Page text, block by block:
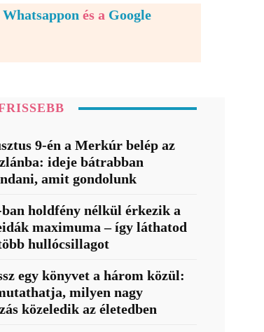
Whatsappon és a Google
9-én a Merkúr belép az
ideje bátrabban
amit gondolunk
ban holdfény nélkül érkezik a
maximuma – így láthatod
hullócsillagot
egy könyvet a három közül:
milyen nagy
közeledik az életedben